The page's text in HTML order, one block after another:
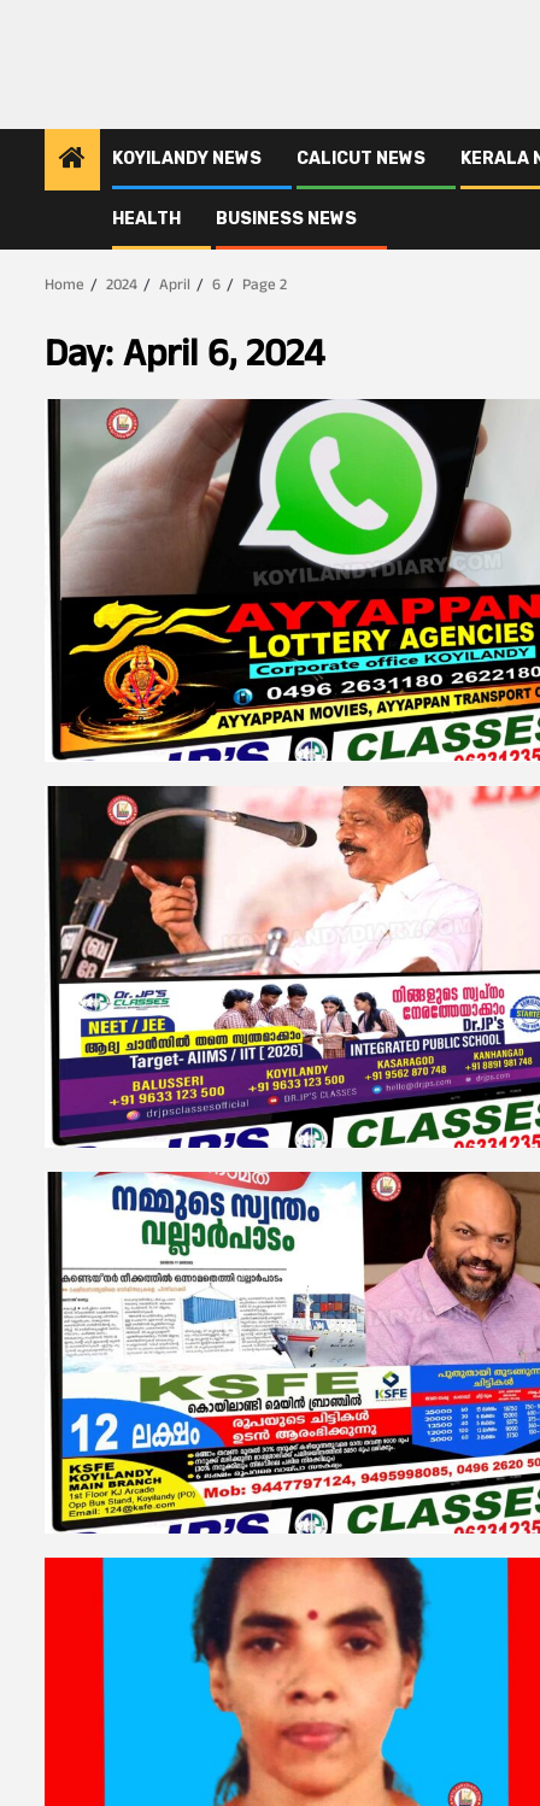
KOYILANDY NEWS CALICUT NEWS KERALA
HEALTH BUSINESS NEWS
Home 2024 April 6 Page 2
Day:April 6, 2024